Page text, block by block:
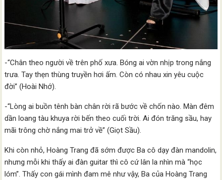
-“Chân theo người về trên phố xưa. Bóng ai vờn nhịp trong nắng
trưa. Tay thẹn thùng truyền hơi ấm. Còn có nhau xin yêu cuộc
đời” (Hoài Nhớ).
-“Lòng ai buồn tênh bàn chân rời rã bước về chốn nào. Màn đêm
dần loang tàu khuya rời bến theo cuối trời. Ai đón trăng sầu, hay
mãi trông chờ nắng mai trở về” (Giọt Sầu).
Khi còn nhỏ, Hoàng Trang đã sớm được Ba cô dạy đàn mandolin,
nhưng mỗi khi thấy ai đàn guitar thì cô cứ lân la nhìn mà “học
lóm”. Thấy con gái mình đam mê như vậy, Ba của Hoàng Trang